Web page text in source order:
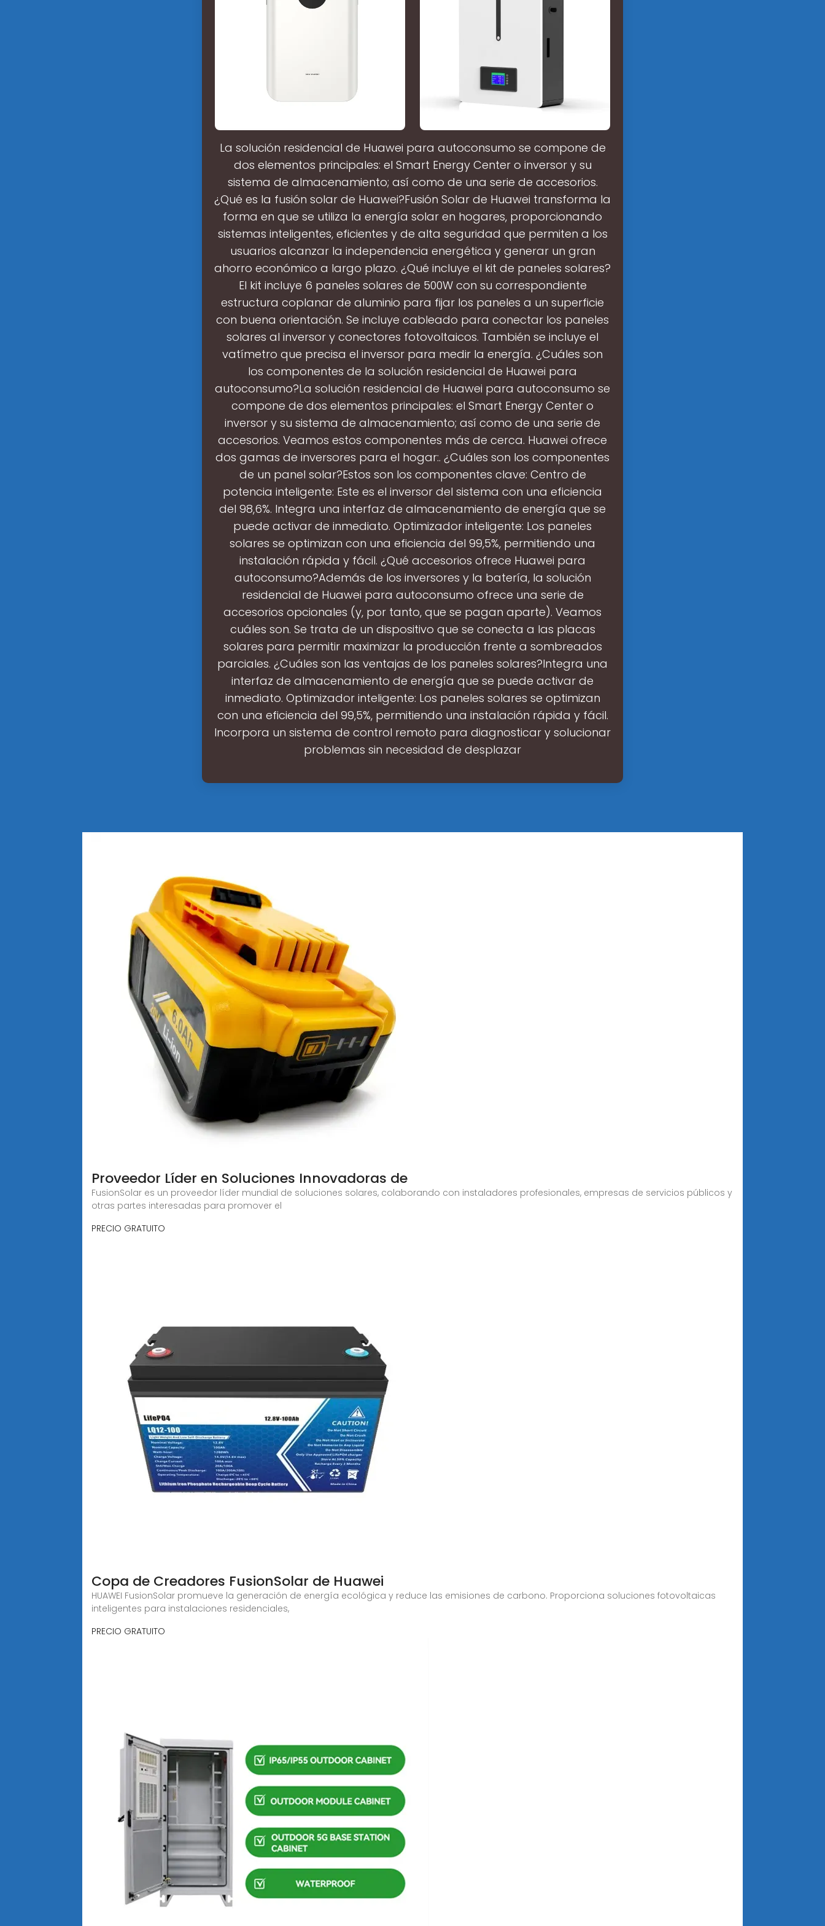
La solución residencial de Huawei para autoconsumo se compone de
dos elementos principales: el Smart Energy Center o inversor y su
sistema de almacenamiento; así como de una serie de accesorios.
¿Qué es la fusión solar de Huawei?Fusión Solar de Huawei transforma la
forma en que se utiliza la energía solar en hogares, proporcionando
sistemas inteligentes, eficientes y de alta seguridad que permiten a los
usuarios alcanzar la independencia energética y generar un gran
ahorro económico a largo plazo. ¿Qué incluye el kit de paneles solares?
El kit incluye 6 paneles solares de 500W con su correspondiente
estructura coplanar de aluminio para fijar los paneles a un superficie
con buena orientación. Se incluye cableado para conectar los paneles
solares al inversor y conectores fotovoltaicos. También se incluye el
vatímetro que precisa el inversor para medir la energía. ¿Cuáles son
los componentes de la solución residencial de Huawei para
autoconsumo?La solución residencial de Huawei para autoconsumo se
compone de dos elementos principales: el Smart Energy Center o
inversor y su sistema de almacenamiento; así como de una serie de
accesorios. Veamos estos componentes más de cerca. Huawei ofrece
dos gamas de inversores para el hogar:. ¿Cuáles son los componentes
de un panel solar?Estos son los componentes clave: Centro de
potencia inteligente: Este es el inversor del sistema con una eficiencia
del 98,6%. Integra una interfaz de almacenamiento de energía que se
puede activar de inmediato. Optimizador inteligente: Los paneles
solares se optimizan con una eficiencia del 99,5%, permitiendo una
instalación rápida y fácil. ¿Qué accesorios ofrece Huawei para
autoconsumo?Además de los inversores y la batería, la solución
residencial de Huawei para autoconsumo ofrece una serie de
accesorios opcionales (y, por tanto, que se pagan aparte). Veamos
cuáles son. Se trata de un dispositivo que se conecta a las placas
solares para permitir maximizar la producción frente a sombreados
parciales. ¿Cuáles son las ventajas de los paneles solares?Integra una
interfaz de almacenamiento de energía que se puede activar de
inmediato. Optimizador inteligente: Los paneles solares se optimizan
con una eficiencia del 99,5%, permitiendo una instalación rápida y fácil.
Incorpora un sistema de control remoto para diagnosticar y solucionar
problemas sin necesidad de desplazar
Proveedor Líder en Soluciones Innovadoras de
FusionSolar es un proveedor líder mundial de soluciones solares, colaborando con instaladores profesionales, empresas de servicios públicos y
otras partes interesadas para promover el
PRECIO GRATUITO
Copa de Creadores FusionSolar de Huawei
HUAWEI FusionSolar promueve la generación de energía ecológica y reduce las emisiones de carbono. Proporciona soluciones fotovoltaicas
inteligentes para instalaciones residenciales,
PRECIO GRATUITO